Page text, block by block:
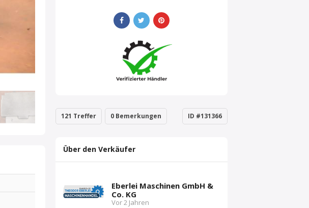
121 Treffer 0 Bemerkungen ID #131366
Über den Verkäufer
Eberlei Maschinen GmbH &
Co. KG
Vor 2 Jahren